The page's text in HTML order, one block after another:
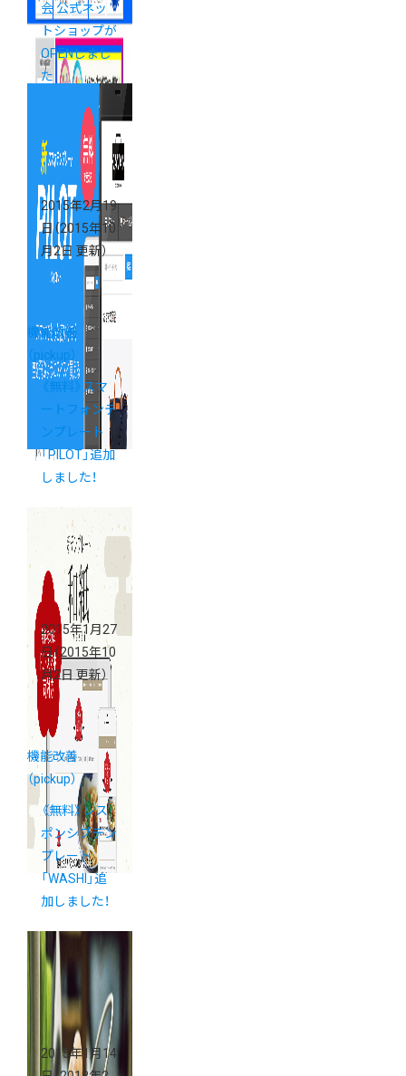
会 公式ネッ
トショップが
OPENしまし
た
2015年2月19
日（2015年10
月2日 更新）
機能改善
（pickup）
《無料》スマ
ートフォンテ
ンプレート
「PILOT」追加
しました！
2015年1月27
日（2015年10
月2日 更新）
機能改善
（pickup）
《無料》レス
ポンシブテン
プレート
「WASHI」追
加しました！
2015年1月14